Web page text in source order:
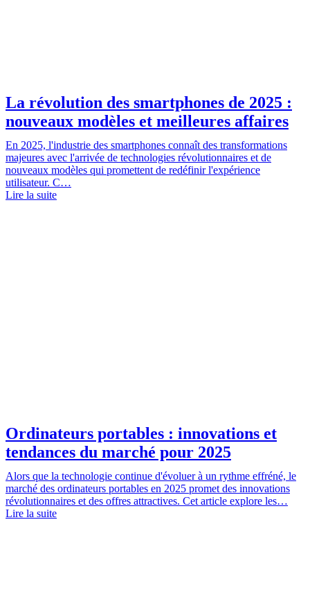
La révolution des smartphones de 2025 :
nouveaux modèles et meilleures affaires
En 2025, l'industrie des smartphones connaît des transformations
majeures avec l'arrivée de technologies révolutionnaires et de
nouveaux modèles qui promettent de redéfinir l'expérience
utilisateur. C…
Lire la suite
Ordinateurs portables : innovations et
tendances du marché pour 2025
Alors que la technologie continue d'évoluer à un rythme effréné, le
marché des ordinateurs portables en 2025 promet des innovations
révolutionnaires et des offres attractives. Cet article explore les…
Lire la suite